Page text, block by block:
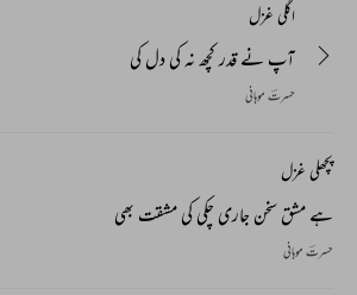
اگلی غزل
آپ نے قدر کچھ نہ کی دل کی
حسرتؔ موہانی
پچھلی غزل
ہے مشق سخن جاری چکی کی مشقت بھی
حسرتؔ موہانی